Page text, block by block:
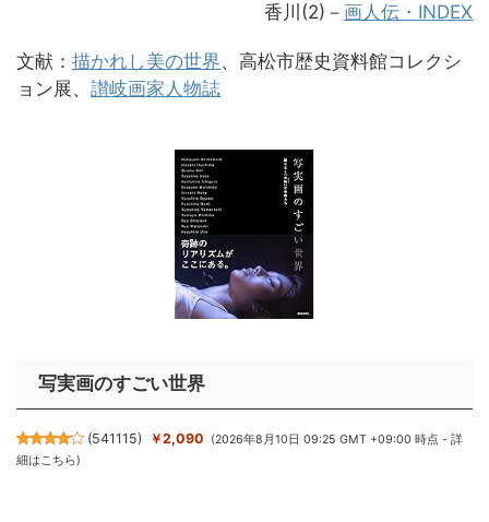
香川(2) － 画人伝・INDEX
文献： 描かれし美の世界、高松市歴史資料館コレクシ
ョン展、 讃岐画家人物誌
写実画のすごい世界
(541115) ￥2,090 (2026年8月10日 09:25 GMT +09:00 時点 -詳
細はこちら)